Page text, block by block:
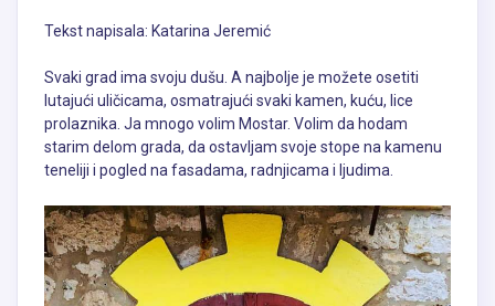
Tekst napisala: Katarina Jeremić
Svaki grad ima svoju dušu. A najbolje je možete osetiti
lutajući uličicama, osmatrajući svaki kamen, kuću, lice
prolaznika. Ja mnogo volim Mostar. Volim da hodam
starim delom grada, da ostavljam svoje stope na kamenu
teneliji i pogled na fasadama, radnjicama i ljudima.